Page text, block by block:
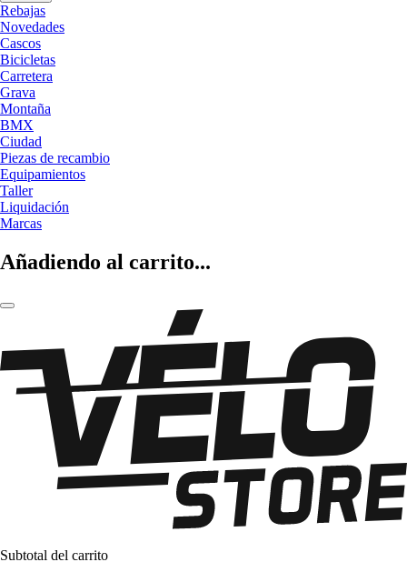
Rebajas
Novedades
Cascos
Bicicletas
Carretera
Grava
Montaña
BMX
Ciudad
Piezas de recambio
Equipamientos
Taller
Liquidación
Marcas
Añadiendo al carrito...
Subtotal del carrito